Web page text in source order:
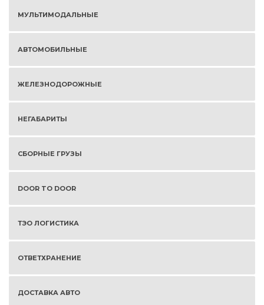
МУЛЬТИМОДАЛЬНЫЕ
АВТОМОБИЛЬНЫЕ
ЖЕЛЕЗНОДОРОЖНЫЕ
НЕГАБАРИТЫ
СБОРНЫЕ ГРУЗЫ
DOOR TO DOOR
ТЭО ЛОГИСТИКА
ОТВЕТХРАНЕНИЕ
ДОСТАВКА АВТО